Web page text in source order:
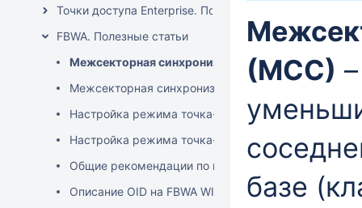
Точки доступа Enterprise. Полезные статьи
FBWA. Полезные статьи
Межсекторная синхронизация WOP-2ac-LRx
Межсекторная синхронизация WOP-3ax-LRx
Настройка режима точка-точка (WDS) на WB-2P-
Настройка режима точка-точка (WDS) на WOP-
Общие рекомендации по настройке на WOP-2ac-
Описание OID на FBWA WI-FI 6
(МСС)
базе